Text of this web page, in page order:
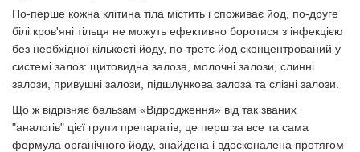
По-перше кожна клітина тіла містить і споживає йод, по-друге
білі кров'яні тільця не можуть ефективно боротися з інфекцією
без необхідної кількості йоду, по-третє йод сконцентрований у
системі залоз: щитовидна залоза, молочні залози, слинні
залози, привушні залози, підшлункова залоза та слізні залози.
Що ж відрізняє бальзам «Відродження» від так званих
"аналогів" цієї групи препаратів, це перш за все та сама
формула органічного йоду, знайдена і вдосконалена протягом